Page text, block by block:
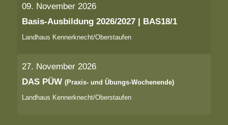
09. November 2026
Basis-Ausbildung 2026/2027 | BAS18/1
Landhaus Kennerknecht/Oberstaufen
27. November 2026
DAS PÜW(Praxis- und Übungs-Wochenende)
Landhaus Kennerknecht/Oberstaufen